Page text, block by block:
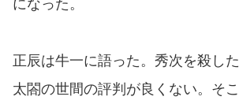
になった。
正辰は牛一に語った。秀次を殺し
太閤の世間の評判が良くない。そ